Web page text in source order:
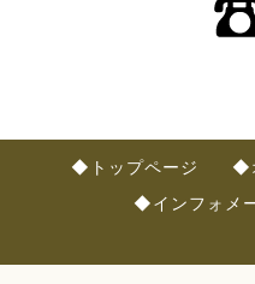
◆トップページ ◆
◆インフォメ